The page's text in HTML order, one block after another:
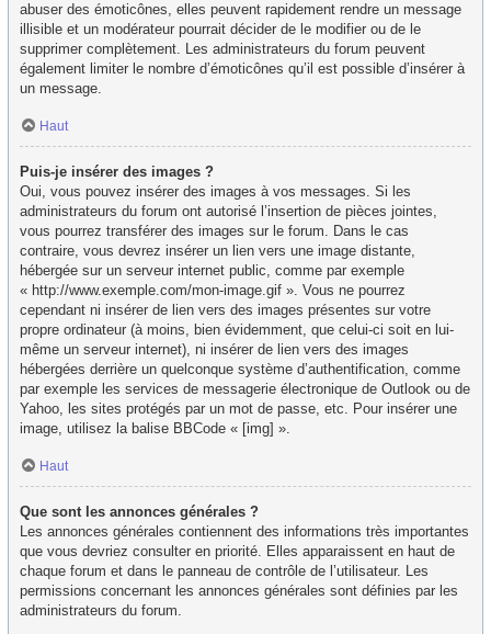
abuser des émoticônes, elles peuvent rapidement rendre un message
illisible et un modérateur pourrait décider de le modifier ou de le
supprimer complètement. Les administrateurs du forum peuvent
également limiter le nombre d’émoticônes qu’il est possible d’insérer à
un message.
Haut
Puis-je insérer des images ?
Oui, vous pouvez insérer des images à vos messages. Si les
administrateurs du forum ont autorisé l’insertion de pièces jointes,
vous pourrez transférer des images sur le forum. Dans le cas
contraire, vous devrez insérer un lien vers une image distante,
hébergée sur un serveur internet public, comme par exemple
« http://www.exemple.com/mon-image.gif ». Vous ne pourrez
cependant ni insérer de lien vers des images présentes sur votre
propre ordinateur (à moins, bien évidemment, que celui-ci soit en lui-
même un serveur internet), ni insérer de lien vers des images
hébergées derrière un quelconque système d’authentification, comme
par exemple les services de messagerie électronique de Outlook ou de
Yahoo, les sites protégés par un mot de passe, etc. Pour insérer une
image, utilisez la balise BBCode « [img] ».
Haut
Que sont les annonces générales ?
Les annonces générales contiennent des informations très importantes
que vous devriez consulter en priorité. Elles apparaissent en haut de
chaque forum et dans le panneau de contrôle de l’utilisateur. Les
permissions concernant les annonces générales sont définies par les
administrateurs du forum.